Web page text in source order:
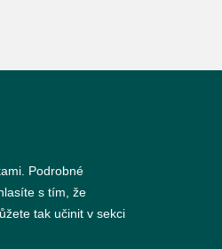
Podrobné
s tím, že
tak učinit v sekci